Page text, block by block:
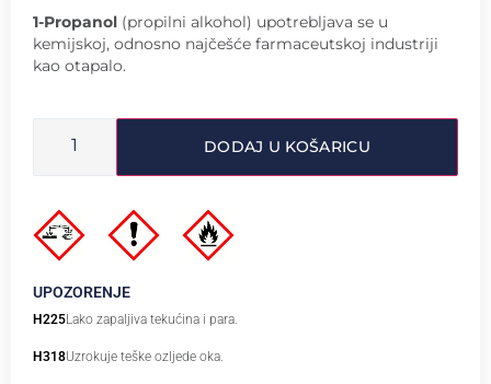
1-Propanol (propilni alkohol) upotrebljava se u
kemijskoj, odnosno najčešće farmaceutskoj industriji
kao otapalo.
DODAJ U KOŠARICU
UPOZORENJE
H225Lako zapaljiva tekućina i para.
H318Uzrokuje teške ozljede oka.